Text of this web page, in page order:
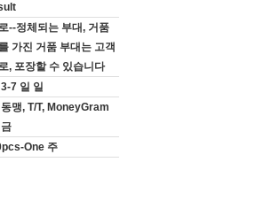
--정체되는 부대, 거품
가진 거품 부대는 고객
, 포장할 수 있습니다
7 일 일
맹, T/T, MoneyGram
One 주